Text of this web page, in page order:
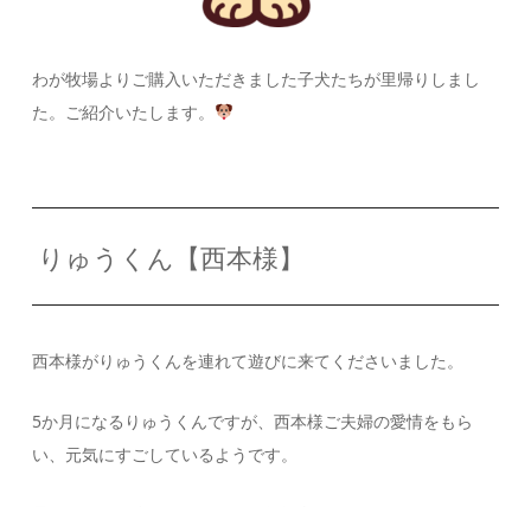
わが牧場よりご購入いただきました子犬たちが里帰りしまし
た。ご紹介いたします。
りゅうくん【西本様】
西本様がりゅうくんを連れて遊びに来てくださいました。
5か月になるりゅうくんですが、西本様ご夫婦の愛情をもら
い、元気にすごしているようです。